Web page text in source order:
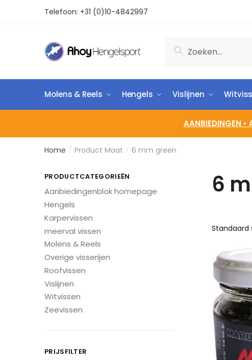
Telefoon: +31 (0)10-4842997
Zoeken
Molens & Reels Hengels Vislijnen
AANBIEDINGEN •
Home / Product Maat / 6 mm green
6
PRODUCTCATEGORIEËN
Aanbiedingenblok homepage
Hengels
Karpervissen
meerval vissen
Molens & Reels
Overige visserijen
Roofvissen
Vislijnen
Witvissen
Zeevissen
PRIJSFILTER